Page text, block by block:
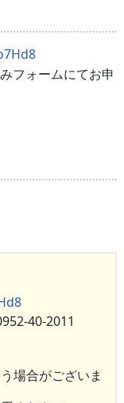
フォームにてお申
40-2011
場合がございま